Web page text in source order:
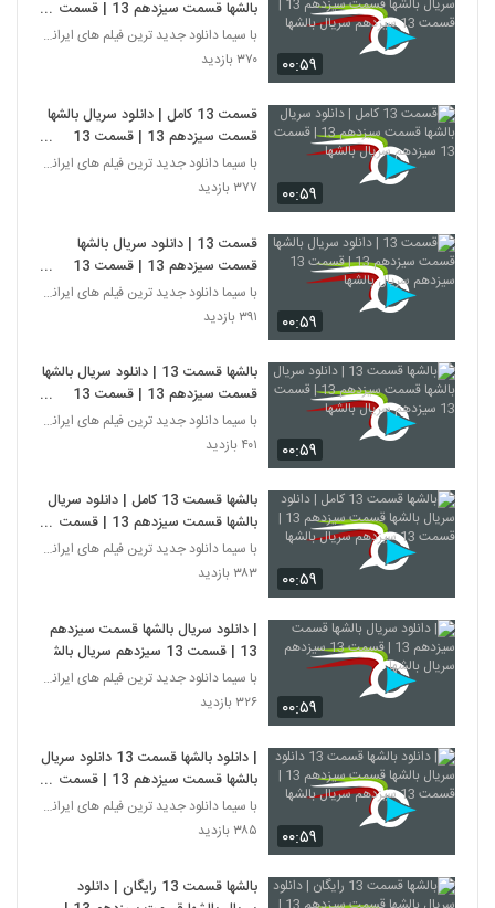
۰۰:۵۹
بالشها قسمت سیزدهم 13 | قسمت
13 سیزدهم سریال بالشها
با سیما دانلود جدید ترین فیلم های ایرانی را در لحظ
۳۷۰ بازدید
۰۰:۵۹
قسمت 13 کامل | دانلود سریال بالشها
قسمت سیزدهم 13 | قسمت 13
سیزدهم سریال بالشها
با سیما دانلود جدید ترین فیلم های ایرانی را در لحظ
۳۷۷ بازدید
۰۰:۵۹
قسمت 13 | دانلود سریال بالشها
قسمت سیزدهم 13 | قسمت 13
سیزدهم سریال بالشها
با سیما دانلود جدید ترین فیلم های ایرانی را در لحظ
۳۹۱ بازدید
۰۰:۵۹
بالشها قسمت 13 | دانلود سریال بالشها
قسمت سیزدهم 13 | قسمت 13
سیزدهم سریال بالشها
با سیما دانلود جدید ترین فیلم های ایرانی را در لحظ
۴۰۱ بازدید
۰۰:۵۹
بالشها قسمت 13 کامل | دانلود سریال
بالشها قسمت سیزدهم 13 | قسمت
13 سیزدهم سریال بالشها
با سیما دانلود جدید ترین فیلم های ایرانی را در لحظ
۳۸۳ بازدید
۰۰:۵۹
| دانلود سریال بالشها قسمت سیزدهم
13 | قسمت 13 سیزدهم سریال بالشها
با سیما دانلود جدید ترین فیلم های ایرانی را در لحظ
۳۲۶ بازدید
۰۰:۵۹
| دانلود بالشها قسمت 13 دانلود سریال
بالشها قسمت سیزدهم 13 | قسمت
13 سیزدهم سریال بالشها
با سیما دانلود جدید ترین فیلم های ایرانی را در لحظ
۳۸۵ بازدید
بالشها قسمت 13 رایگان | دانلود